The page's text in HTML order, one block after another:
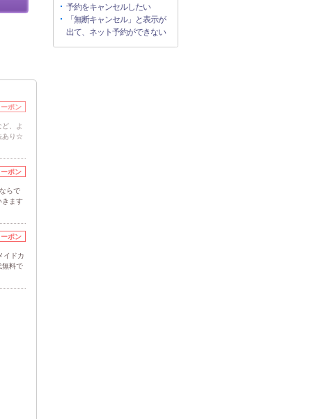
ポン
、よ
あり☆
ポン
らで
きます
ポン
イドカ
無料で
予約をキャンセルしたい
「無断キャンセル」と表示が
出て、ネット予約ができない